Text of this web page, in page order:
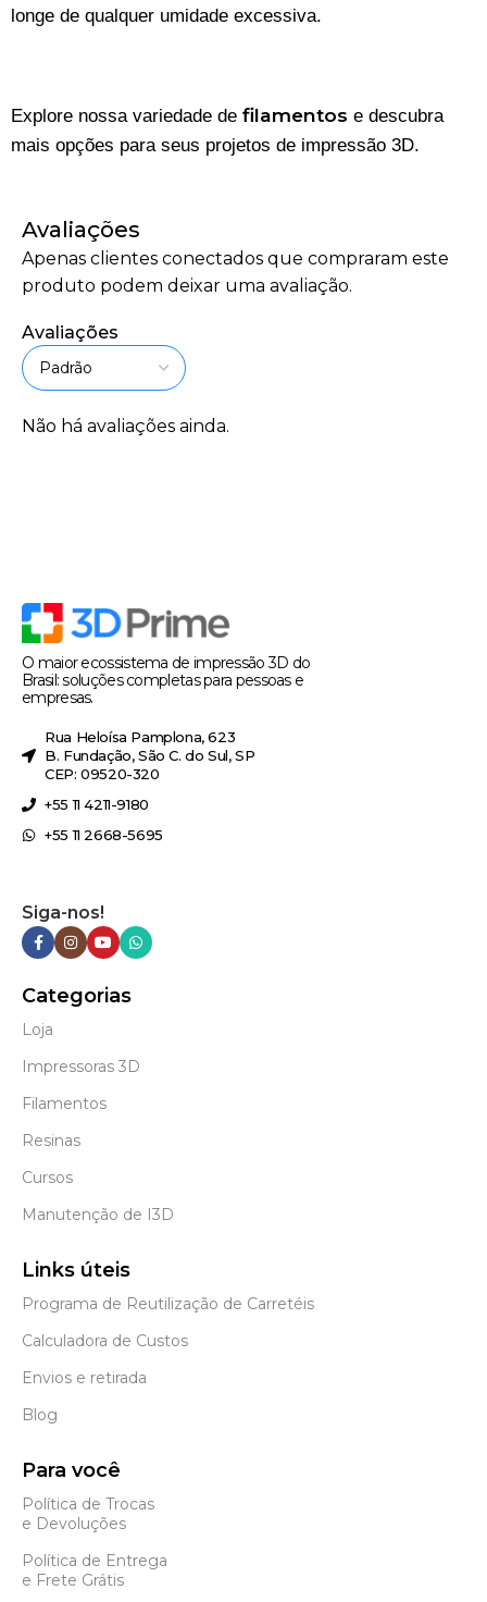
longe de qualquer umidade excessiva.
Explore nossa variedade de filamentos e descubra
mais opções para seus projetos de impressão 3D.
Avaliações
Avaliações
Não há avaliações ainda.
Apenas clientes conectados que compraram este
produto podem deixar uma avaliação.
O maior ecossistema de impressão 3D do
Brasil: soluções completas para pessoas e
empresas.
Rua Heloísa Pamplona, 623
B. Fundação, São C. do Sul, SP
CEP: 09520-320
+55 11 4211-9180
+55 11 2668-5695
Siga-nos!
Categorias
Loja
Impressoras 3D
Filamentos
Resinas
Cursos
Manutenção de I3D
Links úteis
Programa de Reutilização de Carretéis
Calculadora de Custos
Envios e retirada
Blog
Para você
Política de Trocas
e Devoluções
Política de Entrega
e Frete Grátis